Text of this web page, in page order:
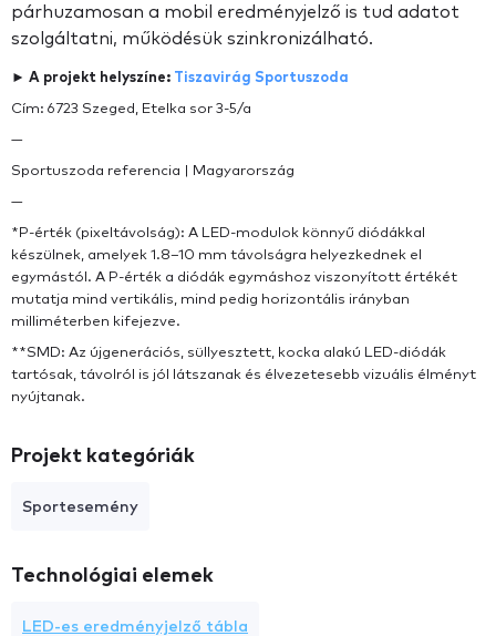
párhuzamosan a mobil eredményjelző is tud adatot
szolgáltatni, működésük szinkronizálható.
► A projekt helyszíne: Tiszavirág Sportuszoda
Cím: 6723 Szeged, Etelka sor 3-5/a
—
Sportuszoda referencia | Magyarország
—
*P-érték (pixeltávolság): A LED-modulok könnyű diódákkal
készülnek, amelyek 1.8–10 mm távolságra helyezkednek el
egymástól. A P-érték a diódák egymáshoz viszonyított értékét
mutatja mind vertikális, mind pedig horizontális irányban
milliméterben kifejezve.
**SMD: Az újgenerációs, süllyesztett, kocka alakú LED-diódák
tartósak, távolról is jól látszanak és élvezetesebb vizuális élményt
nyújtanak.
Projekt kategóriák
Sportesemény
Technológiai elemek
LED-es eredményjelző tábla